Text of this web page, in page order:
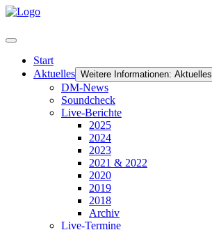
Start
Aktuelles Weitere Informationen: Aktuelles
DM-News
Soundcheck
Live-Berichte
2025
2024
2023
2021 & 2022
2020
2019
2018
Archiv
Live-Termine